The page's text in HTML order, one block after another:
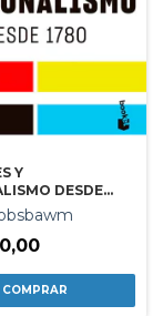
Y
DESDE